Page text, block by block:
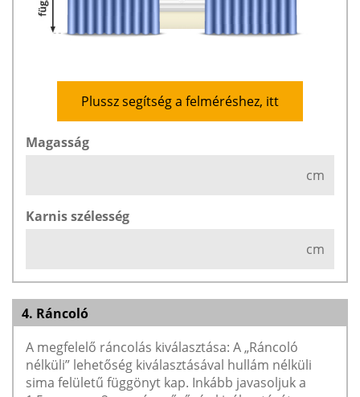
Plussz segítség a felméréshez, itt
Magasság
cm
Karnis szélesség
cm
4. Ráncoló
A megfelelő ráncolás kiválasztása: A „Ráncoló
nélküli” lehetőség kiválasztásával hullám nélküli
sima felületű függönyt kap. Inkább javasoljuk a